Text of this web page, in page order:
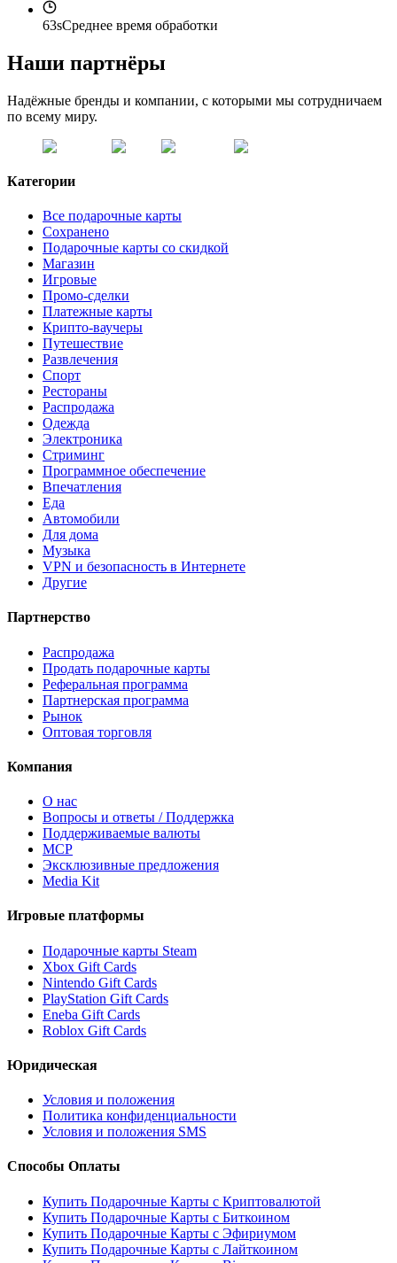
63sСреднее время обработки
Наши партнёры
Надёжные бренды и компании, с которыми мы сотрудничаем
по всему миру.
Категории
Все подарочные карты
Сохранено
Подарочные карты со скидкой
Магазин
Игровые
Промо-сделки
Платежные карты
Крипто-ваучеры
Путешествие
Развлечения
Спорт
Рестораны
Распродажа
Одежда
Электроника
Стриминг
Программное обеспечение
Впечатления
Еда
Автомобили
Для дома
Музыка
VPN и безопасность в Интернете
Другие
Партнерство
Распродажа
Продать подарочные карты
Реферальная программа
Партнерская программа
Рынок
Оптовая торговля
Компания
О нас
Вопросы и ответы / Поддержка
Поддерживаемые валюты
MCP
Эксклюзивные предложения
Media Kit
Игровые платформы
Подарочные карты Steam
Xbox Gift Cards
Nintendo Gift Cards
PlayStation Gift Cards
Eneba Gift Cards
Roblox Gift Cards
Юридическая
Условия и положения
Политика конфиденциальности
Условия и положения SMS
Способы Оплаты
Купить Подарочные Карты с Криптовалютой
Купить Подарочные Карты с Биткоином
Купить Подарочные Карты с Эфириумом
Купить Подарочные Карты с Лайткоином